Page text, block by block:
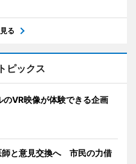
る
ピックス
VR映像が体験できる企画
師と意見交換へ 市民の力借